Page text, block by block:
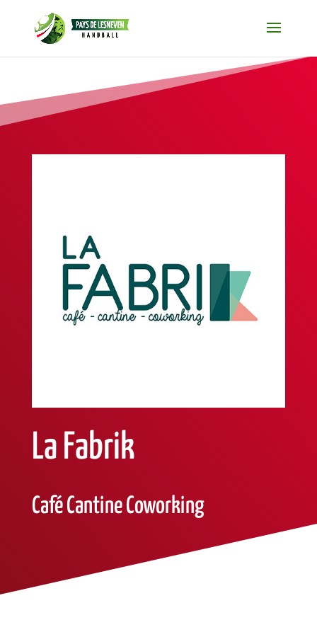
La Fabrik
Café Cantine Coworking